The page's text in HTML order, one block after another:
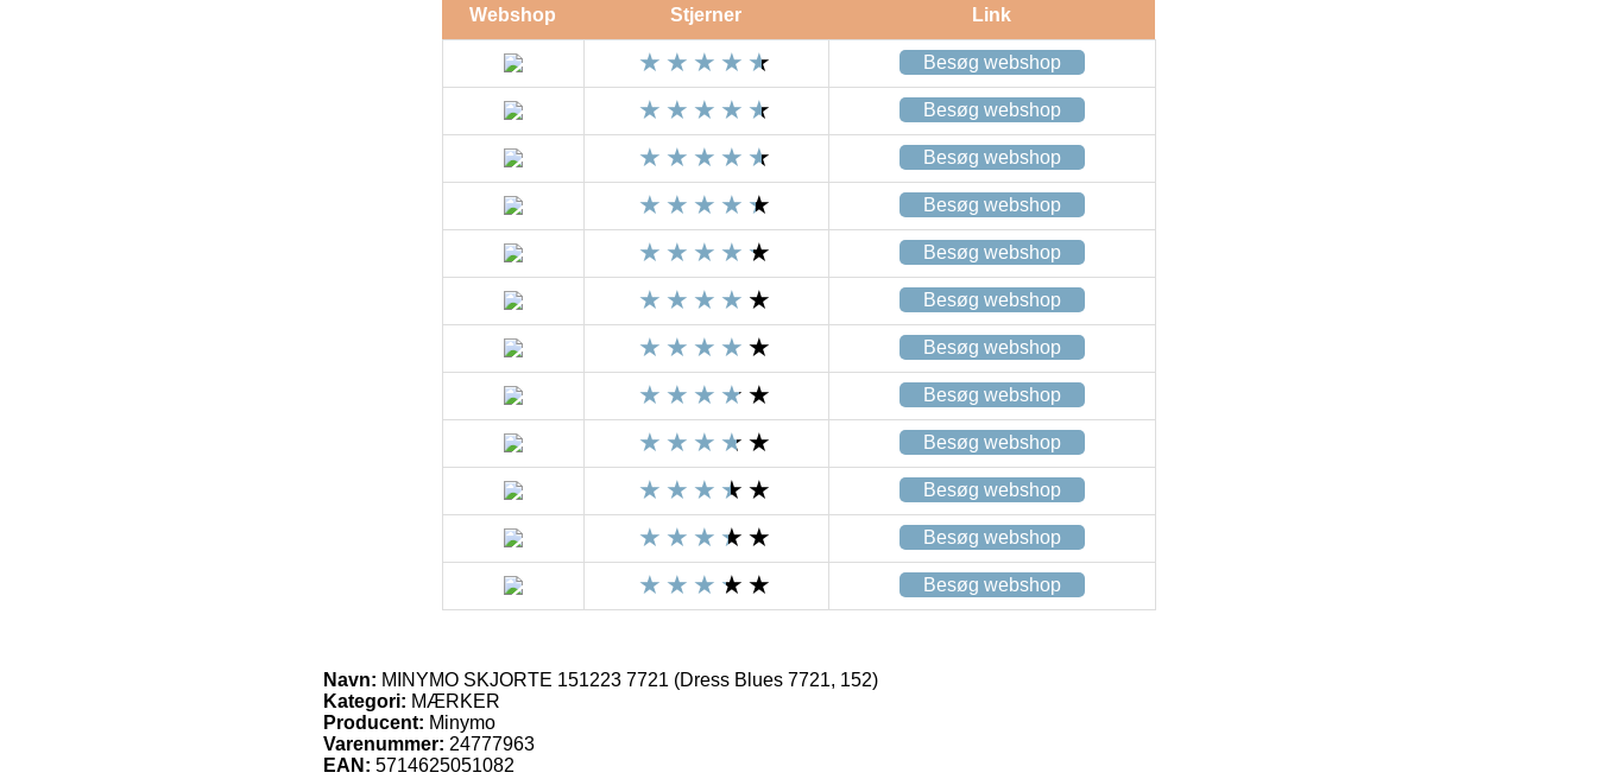
Webshop Stjerner Link
Besøg webshop
Besøg webshop
Besøg webshop
Besøg webshop
Besøg webshop
Besøg webshop
Besøg webshop
Besøg webshop
Besøg webshop
Besøg webshop
Besøg webshop
Besøg webshop
Navn: MINYMO SKJORTE 151223 7721 (Dress Blues 7721, 152)
Kategori: MÆRKER
Producent: Minymo
Varenummer: 24777963
EAN: 5714625051082